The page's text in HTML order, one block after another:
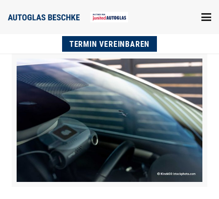
TERMIN VEREINBAREN